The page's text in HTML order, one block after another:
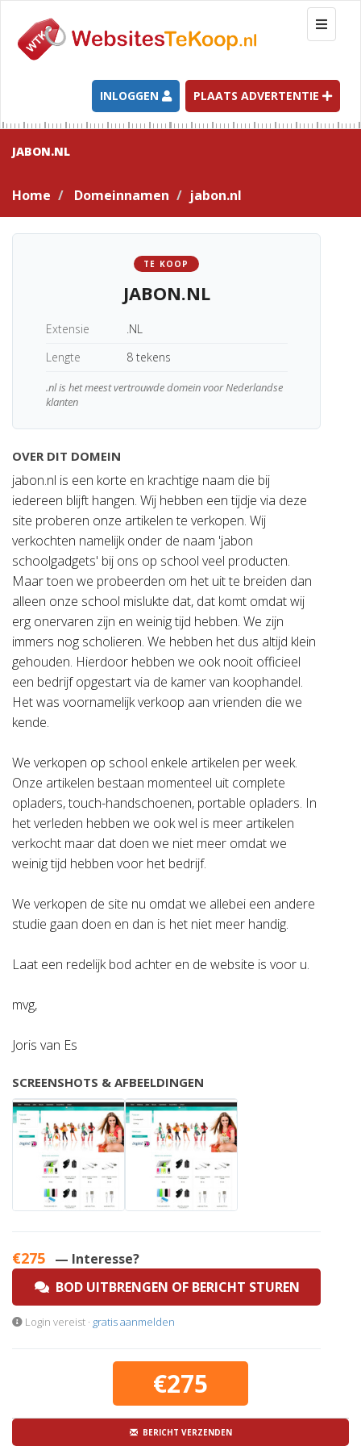
T
o
g
l
e
n
a
t
INLOGGEN PLAATS ADVERTENTIE
JABON.NL
Home Domeinnamen jabon.nl
TE KOOP
JABON.NL
Extensie
.NL
Lengte
8 tekens
.nl is het meest vertrouwde domein voor Nederlandse
klanten
OVER DIT DOMEIN
jabon.nl is een korte en krachtige naam die bij
iedereen blijft hangen. Wij hebben een tijdje via deze
site proberen onze artikelen te verkopen. Wij
verkochten namelijk onder de naam 'jabon
schoolgadgets' bij ons op school veel producten.
Maar toen we probeerden om het uit te breiden dan
alleen onze school mislukte dat, dat komt omdat wij
erg onervaren zijn en weinig tijd hebben. We zijn
immers nog scholieren. We hebben het dus altijd klein
gehouden. Hierdoor hebben we ook nooit officieel
een bedrijf opgestart via de kamer van koophandel.
Het was voornamelijk verkoop aan vrienden die we
kende.
We verkopen op school enkele artikelen per week.
Onze artikelen bestaan momenteel uit complete
opladers, touch-handschoenen, portable opladers. In
het verleden hebben we ook wel is meer artikelen
verkocht maar dat doen we niet meer omdat we
weinig tijd hebben voor het bedrijf.
We verkopen de site nu omdat we allebei een andere
studie gaan doen en dan is het niet meer handig.
Laat een redelijk bod achter en de website is voor u.
mvg,
Joris van Es
SCREENSHOTS & AFBEELDINGEN
€275 — Interesse?
BOD UITBRENGEN OF BERICHT STUREN
Login vereist · gratis aanmelden
€275
BERICHT VERZENDEN